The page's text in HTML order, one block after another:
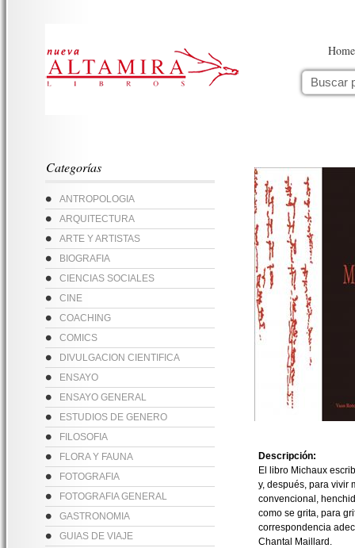
Home
Categorías
ANTROPOLOGIA
ARQUITECTURA
ARTE Y ARTISTAS
BIOGRAFIA
CIENCIAS SOCIALES
CINE
COACHING
COMICS
DIVULGACION CIENTIFICA
ENSAYO
ENSAYO GENERAL
ESTUDIOS DE GENERO
FILOSOFIA
FLORA Y FAUNA
FOTOGRAFIA
FOTOGRAFIA GENERAL
GASTRONOMIA
GUIAS DE VIAJE
Descripción:
El libro Michaux
y, después, para vivir
convencional,
como se grita, para
correspondencia
Chantal Maillard.